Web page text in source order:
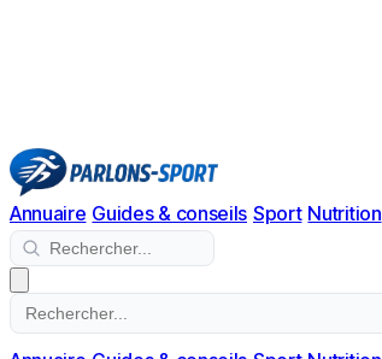
Annuaire Guides & conseils Sport Nutrition